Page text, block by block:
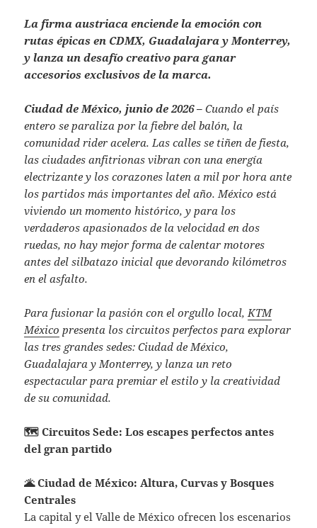
La firma austriaca enciende la emoción con
rutas épicas en CDMX, Guadalajara y Monterrey,
y lanza un desafío creativo para ganar
accesorios exclusivos de la marca.
Ciudad de México, junio de 2026 –Cuando el país
entero se paraliza por la fiebre del balón, la
comunidad rider acelera. Las calles se tiñen de fiesta,
las ciudades anfitrionas vibran con una energía
electrizante y los corazones laten a mil por hora ante
los partidos más importantes del año. México está
viviendo un momento histórico, y para los
verdaderos apasionados de la velocidad en dos
ruedas, no hay mejor forma de calentar motores
antes del silbatazo inicial que devorando kilómetros
en el asfalto.
Para fusionar la pasión con el orgullo local, KTM
México presenta los circuitos perfectos para explorar
las tres grandes sedes: Ciudad de México,
Guadalajara y Monterrey, y lanza un reto
espectacular para premiar el estilo y la creatividad
de su comunidad.
🗺️ Circuitos Sede: Los escapes perfectos antes
del gran partido
🌋Ciudad de México: Altura, Curvas y Bosques
Centrales
La capital y el Valle de México ofrecen los escenarios